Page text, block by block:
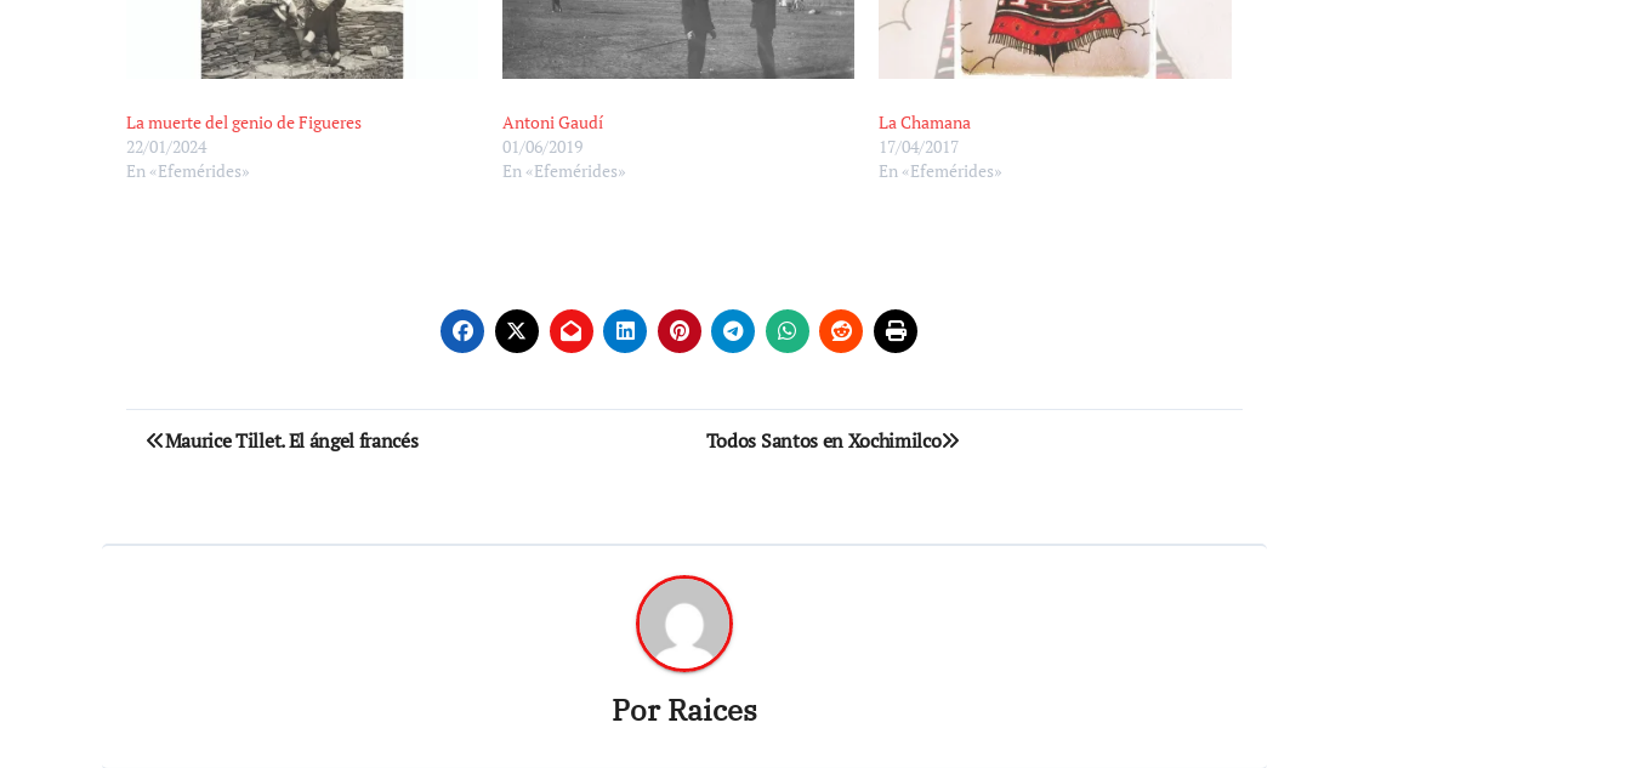
La muerte del genio de Figueres
22/01/2024
En «Efemérides»
Antoni Gaudí
01/06/2019
En «Efemérides»
La Chamana
17/04/2017
En «Efemérides»
Navegación
entradas
Maurice Tillet. El ángel francés Todos Santos en Xochimilco
PorRaices